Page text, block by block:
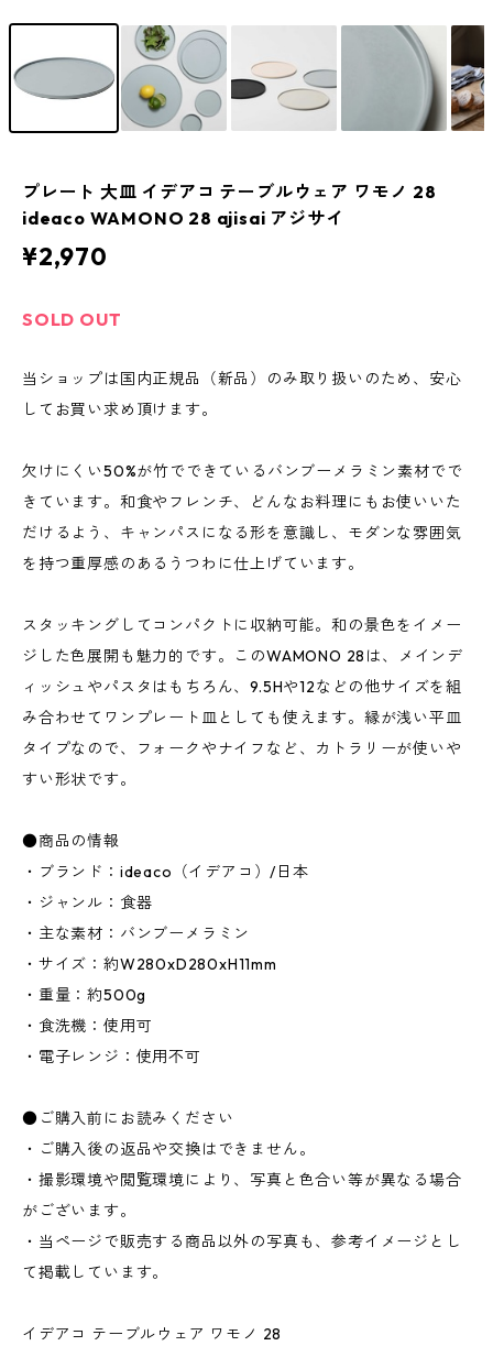
プレート 大皿 イデアコ テーブルウェア ワモノ 28
ideaco WAMONO 28 ajisai アジサイ
¥2,970
SOLD OUT
当ショップは国内正規品（新品）のみ取り扱いのため、安心
してお買い求め頂けます。
欠けにくい50%が竹でできているバンブーメラミン素材でで
きています。和食やフレンチ、どんなお料理にもお使いいた
だけるよう、キャンパスになる形を意識し、モダンな雰囲気
を持つ重厚感のあるうつわに仕上げています。
スタッキングしてコンパクトに収納可能。和の景色をイメー
ジした色展開も魅力的です。このWAMONO 28は、メインデ
ィッシュやパスタはもちろん、9.5Hや12などの他サイズを組
み合わせてワンプレート皿としても使えます。縁が浅い平皿
タイプなので、フォークやナイフなど、カトラリーが使いや
すい形状です。
●商品の情報
・ブランド：ideaco（イデアコ）/日本
・ジャンル：食器
・主な素材：バンブーメラミン
・サイズ：約W280xD280xH11mm
・重量：約500g
・食洗機：使用可
・電子レンジ：使用不可
●ご購入前にお読みください
・ご購入後の返品や交換はできません。
・撮影環境や閲覧環境により、写真と色合い等が異なる場合
がございます。
・当ページで販売する商品以外の写真も、参考イメージとし
て掲載しています。
イデアコ テーブルウェア ワモノ 28